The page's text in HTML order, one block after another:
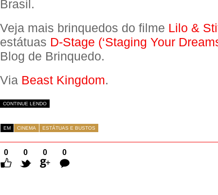
Brasil.
Veja mais brinquedos do filme Lilo &
estátuas D-Stage (‘Staging Your
Blog de Brinquedo.
Via Beast Kingdom.
CONTINUE LENDO
EM CINEMA ESTÁTUAS E BUSTOS
0 0 0
0
Comentários